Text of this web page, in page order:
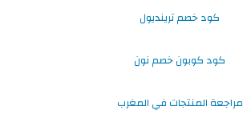
كود خصم ترينديول
كود كوبون خصم نون
مراجعة المنتجات في المغرب